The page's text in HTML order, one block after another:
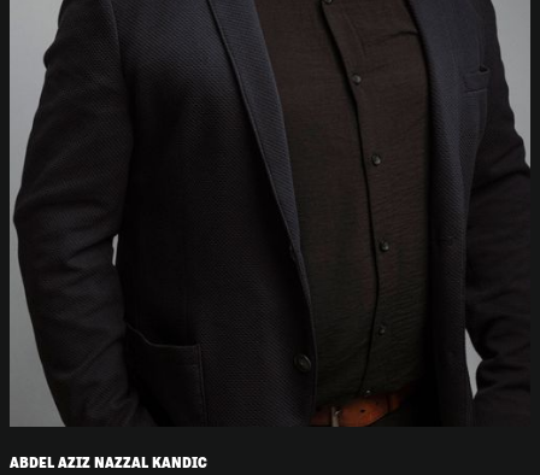
ABDEL AZIZ NAZZAL KANDIC